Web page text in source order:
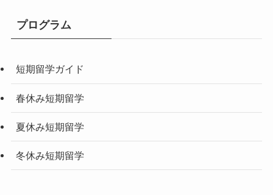
プログラム
短期留学ガイド
春休み短期留学
夏休み短期留学
冬休み短期留学